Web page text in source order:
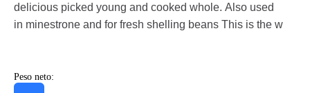
delicious picked young and cooked whole. Also used
in minestrone and for fresh shelling beans This is the w
Peso neto: